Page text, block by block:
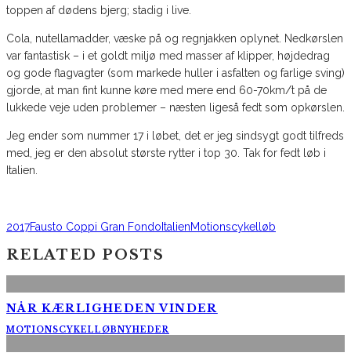
toppen af dødens bjerg; stadig i live.
Cola, nutellamadder, væske på og regnjakken oplynet. Nedkørslen
var fantastisk – i et goldt miljø med masser af klipper, højdedrag
og gode flagvagter (som markede huller i asfalten og farlige sving)
gjorde, at man fint kunne køre med mere end 60-70km/t på de
lukkede veje uden problemer – næsten ligeså fedt som opkørslen.
Jeg ender som nummer 17 i løbet, det er jeg sindsygt godt tilfreds
med, jeg er den absolut største rytter i top 30. Tak for fedt løb i
Italien.
2017Fausto Coppi Gran Fondo ItalienMotionscykelløb
RELATED POSTS
NÅR KÆRLIGHEDEN VINDER
MOTIONSCYKELLØBNYHEDER